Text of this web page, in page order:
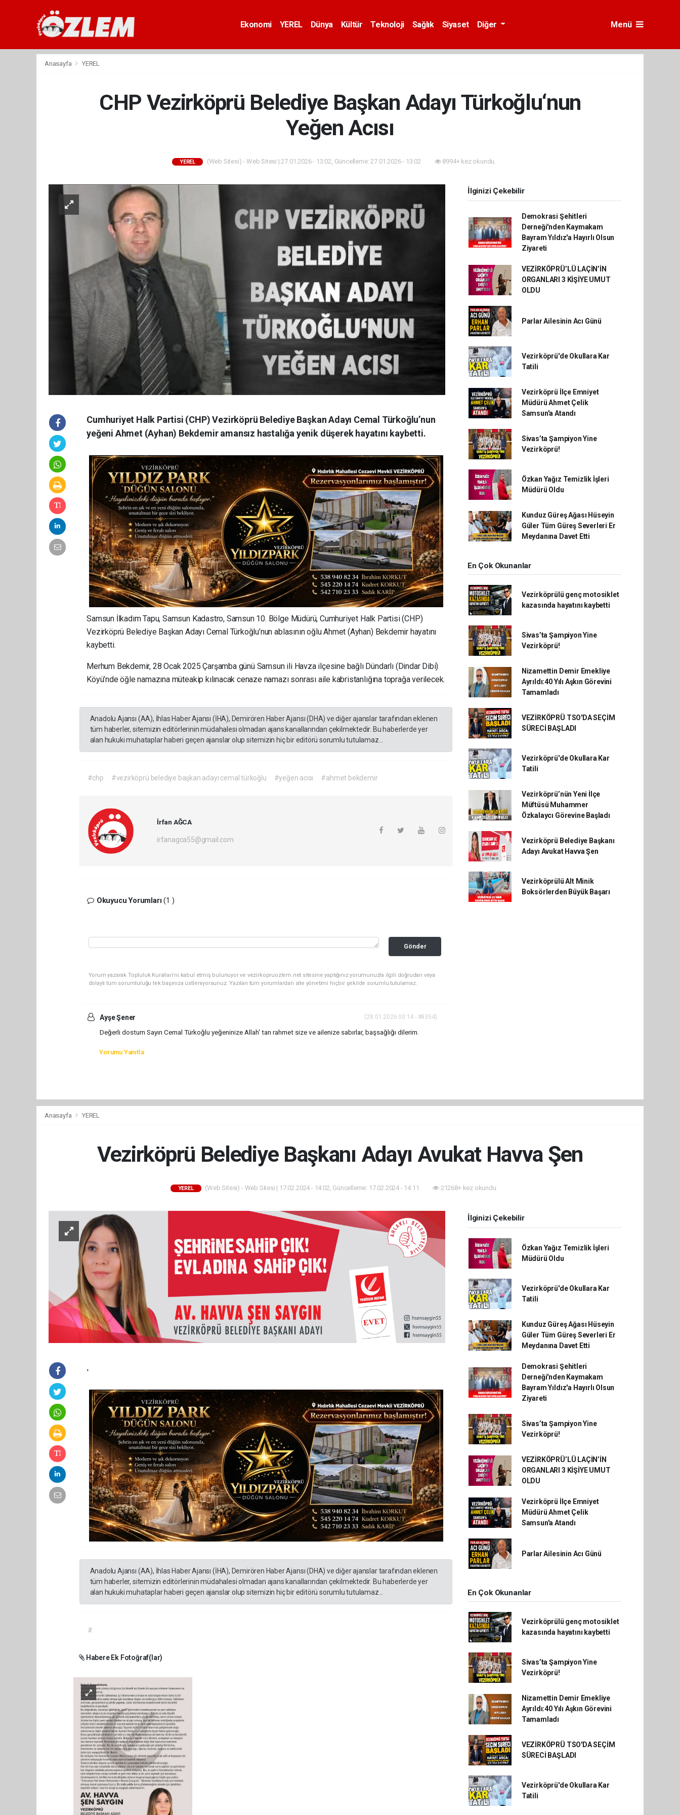
Ekonomi YEREL Dünya Kültür Teknoloji Sağlık Siyaset Diğer Menü
Anasayfa YEREL
CHP Vezirköprü Belediye Başkan Adayı Türkoğlu‘nun
Yeğen Acısı
YEREL (Web Sitesi) - Web Sitesi | 27.01.2026 - 13:02, Güncelleme: 27.01.2026 - 13:02 8994+ kez okundu.
Cumhuriyet Halk Partisi (CHP) Vezirköprü Belediye Başkan Adayı Cemal Türkoğlu’nun
yeğeni Ahmet (Ayhan) Bekdemir amansız hastalığa yenik düşerek hayatını kaybetti.
Samsun İlkadım Tapu, Samsun Kadastro, Samsun 10. Bölge Müdürü, Cumhuriyet Halk Partisi (CHP)
Vezirköprü Belediye Başkan Adayı Cemal Türkoğlu’nun ablasının oğlu Ahmet (Ayhan) Bekdemir hayatını
kaybetti.
Merhum Bekdemir, 28 Ocak 2025 Çarşamba günü Samsun ili Havza ilçesine bağlı Dündarlı (Dindar Dibi)
Köyü’nde öğle namazına müteakip kılınacak cenaze namazı sonrası aile kabristanlığına toprağa verilecek.
Anadolu Ajansı (AA), İhlas Haber Ajansı (İHA), Demirören Haber Ajansı (DHA) ve diğer ajanslar tarafından eklenen
tüm haberler, sitemizin editörlerinin müdahalesi olmadan ajans kanallarından çekilmektedir. Bu haberlerde yer
alan hukuki muhataplar haberi geçen ajanslar olup sitemizin hiç bir editörü sorumlu tutulamaz...
#chp #vezirköprü belediye başkan adayı cemal türkoğlu #yeğen acısı #ahmet bekdemir
İrfan AĞCA
irfanagca55@gmail.com
Okuyucu Yorumları(1 )
Gönder
Yorum yazarak Topluluk Kuralları’nı kabul etmiş bulunuyor ve vezirkopruozlem.net sitesine yaptığınız yorumunuzla ilgili doğrudan veya
dolaylı tüm sorumluluğu tek başınıza üstleniyorsunuz. Yazılan tüm yorumlardan site yönetimi hiçbir şekilde sorumlu tutulamaz.
Ayşe Şener (28.01.2026 00:14 - #8354)
Değerli dostum Sayın Cemal Türkoğlu yeğeninize Allah' tan rahmet size ve ailenize sabırlar, başsağlığı dilerim.
Yorumu Yanıtla
İlginizi Çekebilir
Demokrasi Şehitleri
Derneği'nden Kaymakam
Bayram Yıldız'a Hayırlı Olsun
Ziyareti
VEZİRKÖPRÜ’LÜ LAÇİN’İN
ORGANLARI 3 KİŞİYE UMUT
OLDU
Parlar Ailesinin Acı Günü
Vezirköprü'de Okullara Kar
Tatili
Vezirköprü İlçe Emniyet
Müdürü Ahmet Çelik
Samsun'a Atandı
Sivas’ta Şampiyon Yine
Vezirköprü!
Özkan Yağız Temizlik İşleri
Müdürü Oldu
Kunduz Güreş Ağası Hüseyin
Güler Tüm Güreş Severleri Er
Meydanına Davet Etti
En Çok Okunanlar
Vezirköprülü genç motosiklet
kazasında hayatını kaybetti
Sivas’ta Şampiyon Yine
Vezirköprü!
Nizamettin Demir Emekliye
Ayrıldı:40 Yılı Aşkın Görevini
Tamamladı
VEZİRKÖPRÜ TSO'DA SEÇİM
SÜRECİ BAŞLADI
Vezirköprü'de Okullara Kar
Tatili
Vezirköprü’nün Yeni İlçe
Müftüsü Muhammer
Özkalaycı Görevine Başladı
Vezirköprü Belediye Başkanı
Adayı Avukat Havva Şen
Vezirköprülü Alt Minik
Boksörlerden Büyük Başarı
Anasayfa YEREL
Vezirköprü Belediye Başkanı Adayı Avukat Havva Şen
YEREL (Web Sitesi) - Web Sitesi | 17.02.2024 - 14:02, Güncelleme: 17.02.2024 - 14:11 21268+ kez okundu.
.
Anadolu Ajansı (AA), İhlas Haber Ajansı (İHA), Demirören Haber Ajansı (DHA) ve diğer ajanslar tarafından eklenen
tüm haberler, sitemizin editörlerinin müdahalesi olmadan ajans kanallarından çekilmektedir. Bu haberlerde yer
alan hukuki muhataplar haberi geçen ajanslar olup sitemizin hiç bir editörü sorumlu tutulamaz...
#.
Habere Ek Fotoğraf(lar)
İlginizi Çekebilir
Özkan Yağız Temizlik İşleri
Müdürü Oldu
Vezirköprü'de Okullara Kar
Tatili
Kunduz Güreş Ağası Hüseyin
Güler Tüm Güreş Severleri Er
Meydanına Davet Etti
Demokrasi Şehitleri
Derneği'nden Kaymakam
Bayram Yıldız'a Hayırlı Olsun
Ziyareti
Sivas’ta Şampiyon Yine
Vezirköprü!
VEZİRKÖPRÜ’LÜ LAÇİN’İN
ORGANLARI 3 KİŞİYE UMUT
OLDU
Vezirköprü İlçe Emniyet
Müdürü Ahmet Çelik
Samsun'a Atandı
Parlar Ailesinin Acı Günü
En Çok Okunanlar
Vezirköprülü genç motosiklet
kazasında hayatını kaybetti
Sivas’ta Şampiyon Yine
Vezirköprü!
Nizamettin Demir Emekliye
Ayrıldı:40 Yılı Aşkın Görevini
Tamamladı
VEZİRKÖPRÜ TSO'DA SEÇİM
SÜRECİ BAŞLADI
Vezirköprü'de Okullara Kar
Tatili